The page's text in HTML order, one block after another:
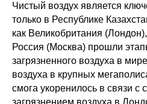
Чистый воздух является
только в Республике
как Великобритания
Россия (Москва) прошли
загрязненного воздуха в
воздуха в крупных
смога укоренилось в связи с
загрязнением воздуха в